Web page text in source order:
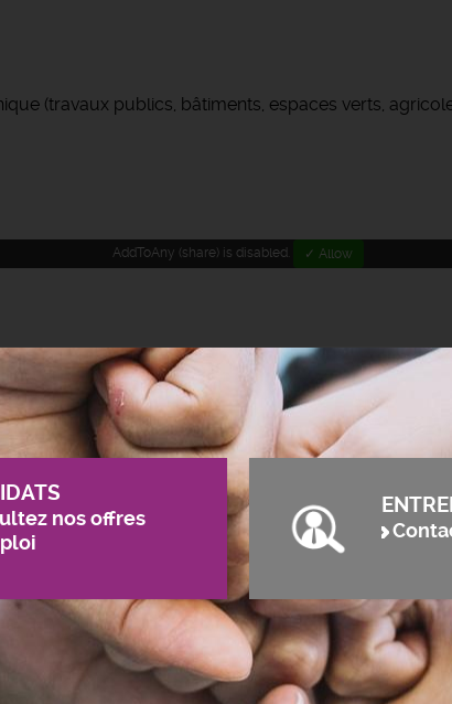
(travaux publics, bâtiments, espaces verts,
AddToAny (share) is disabled. ✓ Allow
nos offres